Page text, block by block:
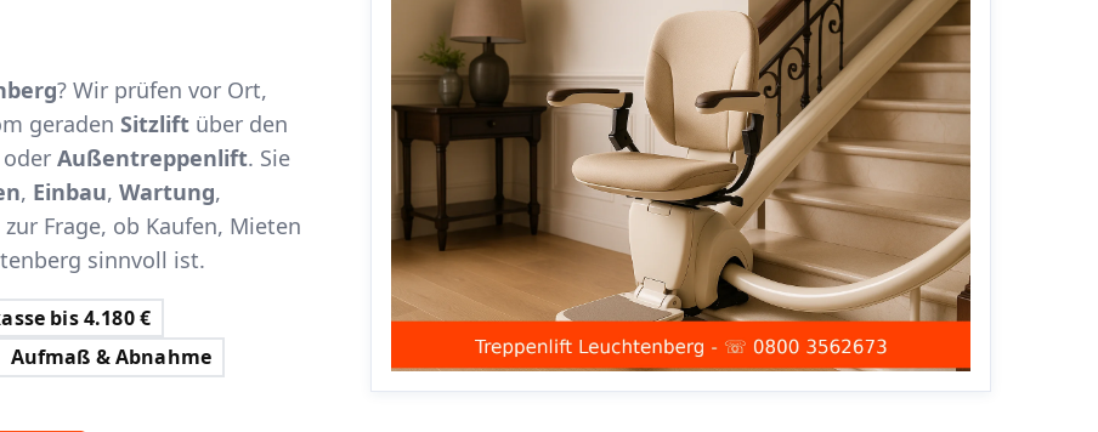
? Wir prüfen vor Ort,
geraden Sitzlift über den
oder Außentreppenlift. Sie
, Einbau, Wartung,
Frage, ob Kaufen, Mieten
sinnvoll ist.
bis 4.180 €
Aufmaß & Abnahme